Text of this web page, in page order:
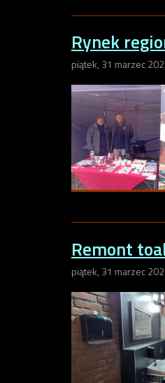
Rynek
piątek, 31 marzec
Remont
piątek, 31 marzec